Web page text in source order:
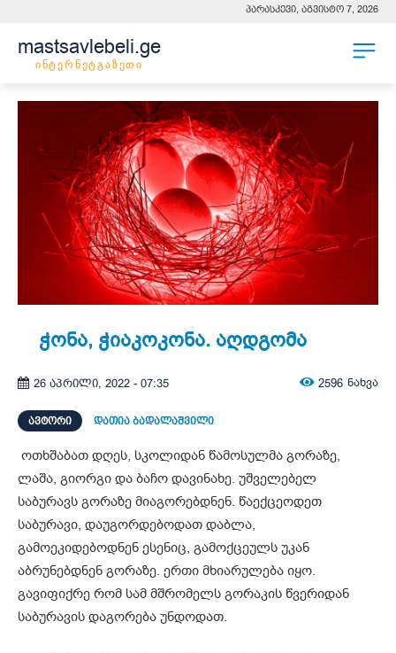
პარასკევი, აგვისტო 7, 2026
mastsavlebeli.ge
ინტერნეტგაზეთი
ჭონა, ჭიაკოკონა. აღდგომა
26 აპრილი, 2022 - 07:35 2596 ნახვა
ᲐᲕᲢᲝᲠᲘ დათია ბადალაშვილი
ოთხშაბათ დღეს, სკოლიდან წამოსულმა გორაზე,
ლაშა, გიორგი და ბაჩო დავინახე. უშველებელ
საბურავს გორაზე მიაგორებდნენ. წაექცეოდეთ
საბურავი, დაუგორდებოდათ დაბლა,
გამოეკიდებოდნენ ესენიც, გამოქცეულს უკან
აბრუნებდნენ გორაზე. ერთი მხიარულება იყო.
გავიფიქრე რომ სამ მშრომელს გორაკის წვერიდან
საბურავის დაგორება უნდოდათ.